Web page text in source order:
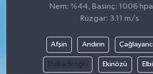
Nem: %44, Basınç: 1006
Rüzgar: 3.11 m/s
Afşin Andırın
Dulkadiroğlu Ekinözü